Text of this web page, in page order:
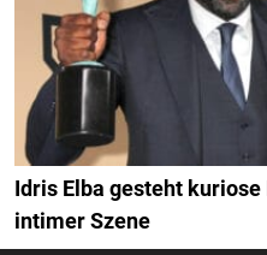
Idris Elba gesteht
intimer Szene